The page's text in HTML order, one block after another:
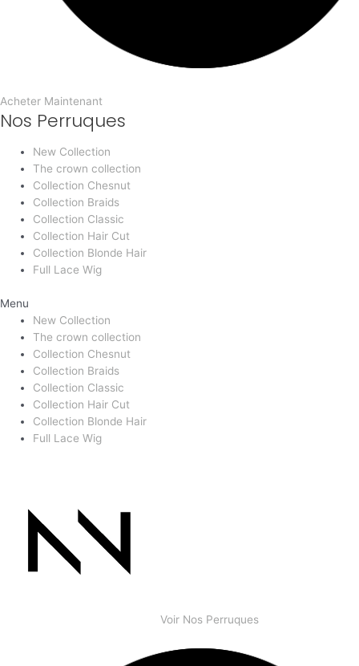
Acheter Maintenant
Nos Perruques
New Collection
The crown collection
Collection Chesnut
Collection Braids
Collection Classic
Collection Hair Cut
Collection Blonde Hair
Full Lace Wig
Menu
New Collection
The crown collection
Collection Chesnut
Collection Braids
Collection Classic
Collection Hair Cut
Collection Blonde Hair
Full Lace Wig
Voir Nos Perruques